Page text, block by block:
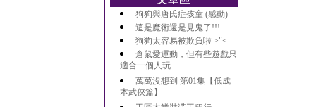
狗狗與唐氏症孩童 (感動)
這是魔術還是見鬼了!!!
狗狗太容易被欺負啦 >"<
倉鼠愛運動，但有些遊戲只
適合一個人玩...
萬萬沒想到 第01集【低成
本武俠篇】